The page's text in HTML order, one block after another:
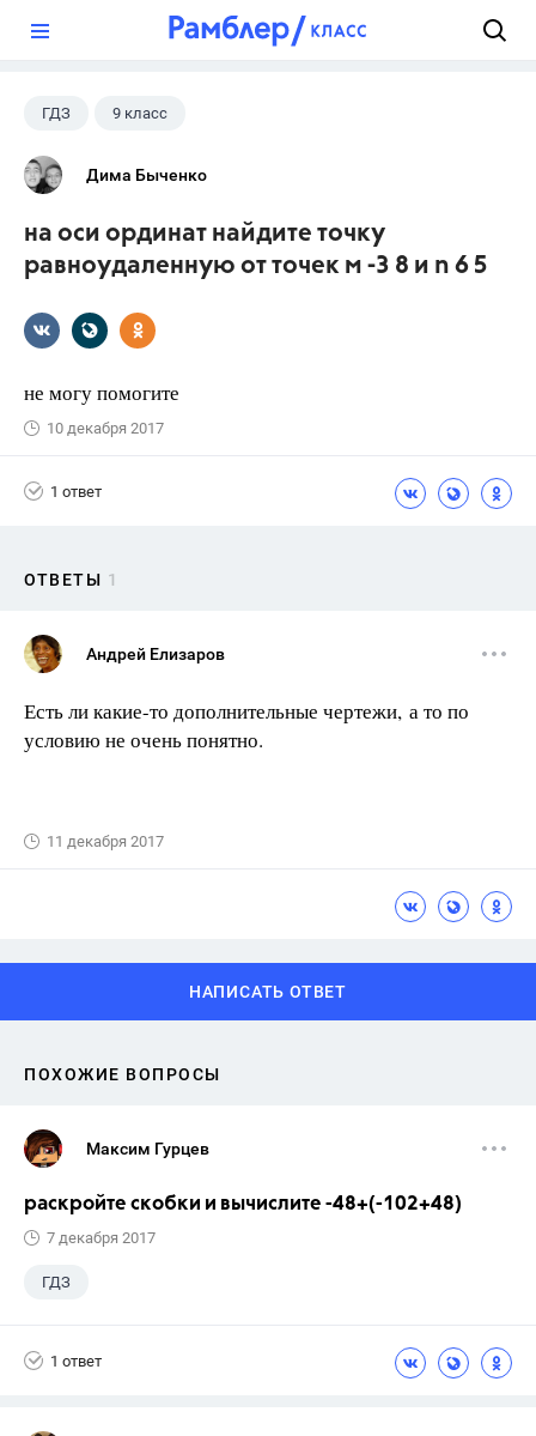
ГДЗ 9 класс
Дима Быченко
на оси ординат найдите точку
равноудаленную от точек м -3 8 и n 6 5
не могу помогите
10 декабря 2017
1 ответ
ОТВЕТЫ 1
Андрей Елизаров
Есть ли какие-то дополнительные чертежи, а то по
условию не очень понятно.
11 декабря 2017
НАПИСАТЬ ОТВЕТ
ПОХОЖИЕ ВОПРОСЫ
Максим Гурцев
раскройте скобки и вычислите -48+(-102+48)
7 декабря 2017
ГДЗ
1 ответ